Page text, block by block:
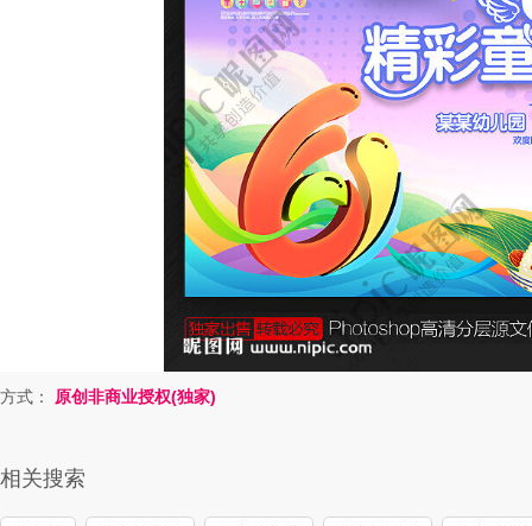
方式： 原创非商业授权(独家)
相关搜索